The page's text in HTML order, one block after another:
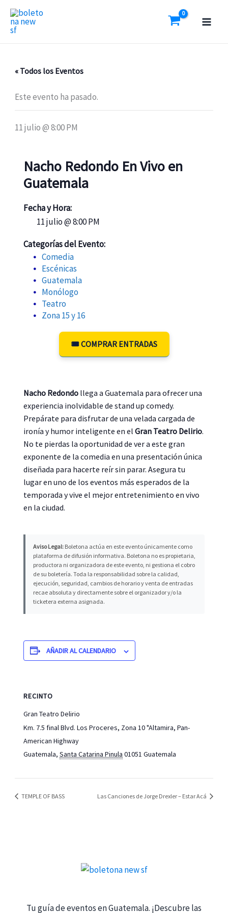
contenido
« Todos los Eventos
Este evento ha pasado.
11 julio @ 8:00 PM
Nacho Redondo En Vivo en
Guatemala
Fecha y Hora:
11 julio @ 8:00 PM
Categorías del Evento:
Comedia
Escénicas
Guatemala
Monólogo
Teatro
Zona 15 y 16
🎟️ COMPRAR ENTRADAS
Nacho Redondo llega a Guatemala para ofrecer una
experiencia inolvidable de stand up comedy.
Prepárate para disfrutar de una velada cargada de
ironía y humor inteligente en elGran Teatro Delirio.
No te pierdas la oportunidad de ver a este gran
exponente de la comedia en una presentación única
diseñada para hacerte reír sin parar. Asegura tu
lugar en uno de los eventos más esperados de la
temporada y vive el mejor entretenimiento en vivo
en la ciudad.
Aviso Legal: Boletona actúa en este evento únicamente como
plataforma de difusión informativa. Boletona no es propietaria,
productora ni organizadora de este evento, ni gestiona el cobro
de su boletería. Toda la responsabilidad sobre la calidad,
ejecución, seguridad, cambios de horario y venta de entradas
recae absoluta y directamente sobre el organizador y/o la
ticketera externa asignada.
AÑADIR AL CALENDARIO
RECINTO
Gran Teatro Delirio
Km. 7.5 final Blvd. Los Proceres, Zona 10 "Altamira, Pan-
American Highway
Guatemala, Santa Catarina Pinula 01051 Guatemala
TEMPLE OF BASS Las Canciones de Jorge Drexler – Estar Acá
Tu guía de eventos en Guatemala. ¡Descubre las